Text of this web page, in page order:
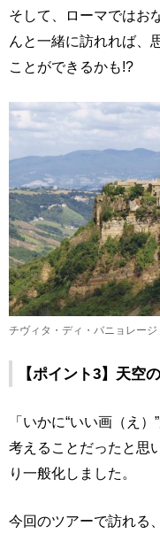
そして、ローマではお
んと一緒に訪れれば、
ことができるかも!?
チヴィタ・ディ・バニョレージ
【ポイント3】天空
「いかに“いい画（え
考えることだったと思
り一般化しました。
今回のツアーで訪れる